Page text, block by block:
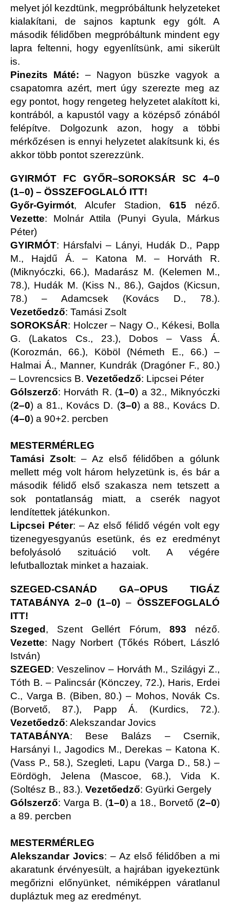
melyet jól kezdtünk, megpróbáltunk helyzeteket
kialakítani, de sajnos kaptunk egy gólt. A
második félidőben megpróbáltunk mindent egy
lapra feltenni, hogy egyenlítsünk, ami sikerült
is.
Pinezits Máté: – Nagyon büszke vagyok a
csapatomra azért, mert úgy szerezte meg az
egy pontot, hogy rengeteg helyzetet alakított ki,
kontrából, a kapustól vagy a középső zónából
felépítve. Dolgozunk azon, hogy a többi
mérkőzésen is ennyi helyzetet alakítsunk ki, és
akkor több pontot szerezzünk.
GYIRMÓT FC GYŐR–SOROKSÁR SC 4–0
(1–0) – ÖSSZEFOGLALÓ ITT!
Győr-Gyirmót, Alcufer Stadion, 615 néző.
Vezette: Molnár Attila (Punyi Gyula, Márkus
Péter)
GYIRMÓT: Hársfalvi – Lányi, Hudák D., Papp
M., Hajdű Á. – Katona M. – Horváth R.
(Miknyóczki, 66.), Madarász M. (Kelemen M.,
78.), Hudák M. (Kiss N., 86.), Gajdos (Kicsun,
78.) – Adamcsek (Kovács D., 78.).
Vezetőedző: Tamási Zsolt
SOROKSÁR: Holczer – Nagy O., Kékesi, Bolla
G. (Lakatos Cs., 23.), Dobos – Vass Á.
(Korozmán, 66.), Köböl (Németh E., 66.) –
Halmai Á., Manner, Kundrák (Dragóner F., 80.)
– Lovrencsics B. Vezetőedző: Lipcsei Péter
Gólszerző: Horváth R. (1–0) a 32., Miknyóczki
(2–0) a 81., Kovács D. (3–0) a 88., Kovács D.
(4–0) a 90+2. percben
MESTERMÉRLEG
Tamási Zsolt: – Az első félidőben a gólunk
mellett még volt három helyzetünk is, és bár a
második félidő első szakasza nem tetszett a
sok pontatlanság miatt, a cserék nagyot
lendítettek játékunkon.
Lipcsei Péter: – Az első félidő végén volt egy
tizenegyesgyanús esetünk, és ez eredményt
befolyásoló szituáció volt. A végére
lefutballoztak minket a hazaiak.
SZEGED-CSANÁD GA–OPUS TIGÁZ
TATABÁNYA 2–0 (1–0) – ÖSSZEFOGLALÓ
ITT!
Szeged , Szent Gellért Fórum, 893 néző.
Vezette: Nagy Norbert (Tőkés Róbert, László
István)
SZEGED: Veszelinov – Horváth M., Szilágyi Z.,
Tóth B. – Palincsár (Könczey, 72.), Haris, Erdei
C., Varga B. (Biben, 80.) – Mohos, Novák Cs.
(Borvető, 87.), Papp Á. (Kurdics, 72.).
Vezetőedző: Alekszandar Jovics
TATABÁNYA: Bese Balázs – Csernik,
Harsányi I., Jagodics M., Derekas – Katona K.
(Vass P., 58.), Szegleti, Lapu (Varga D., 58.) –
Eördögh, Jelena (Mascoe, 68.), Vida K.
(Soltész B., 83.). Vezetőedző: Gyürki Gergely
Gólszerző: Varga B. (1–0) a 18., Borvető (2–0)
a 89. percben
MESTERMÉRLEG
Alekszandar Jovics: – Az első félidőben a mi
akaratunk érvényesült, a hajrában igyekeztünk
megőrizni előnyünket, némiképpen váratlanul
dupláztuk meg az eredményt.